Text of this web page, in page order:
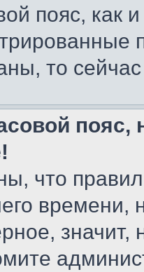
пояс, как
то
пояс,
что
значит,